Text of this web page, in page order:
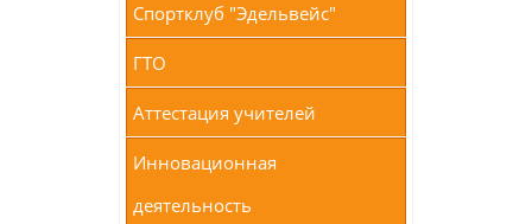
Спортклуб "Эдельвейс"
ГТО
Аттестация учителей
Инновационная
деятельность